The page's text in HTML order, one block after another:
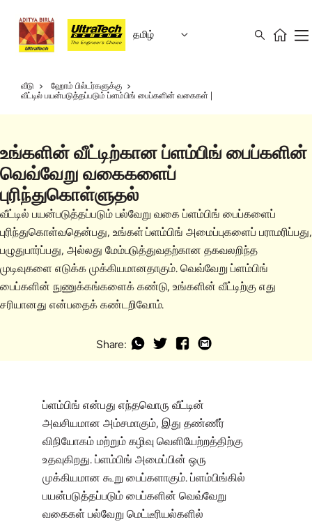
தமிழ்
வீடு
ஹோம் பில்டர்களுக்கு
வீட்டில் பயன்படுத்தப்படும் ப்ளம்பிங் பைப்களின் வகைகள் |
உங்களின் வீட்டிற்கான ப்ளம்பிங் பைப்களின்
வெவ்வேறு வகைகளைப்
புரிந்துகொள்ளுதல்
வீட்டில் பயன்படுத்தப்படும் பல்வேறு வகை ப்ளம்பிங் பைப்களைப்
புரிந்துகொள்வதென்பது, உங்கள் ப்ளம்பிங் அமைப்புகளைப் பராமரிப்பது,
பழுதுபார்ப்பது, அல்லது மேம்படுத்துவதற்கான தகவலறிந்த
முடிவுகளை எடுக்க முக்கியமானதாகும். வெவ்வேறு ப்ளம்பிங்
பைப்களின் நுணுக்கங்களைக் கண்டு, உங்களின் வீட்டிற்கு எது
சரியானது என்பதைக் கண்டறிவோம்.
Share:
ப்ளம்பிங் என்பது எந்தவொரு வீட்டின்
அவசியமான அம்சமாகும், இது தண்ணீர்
விநியோகம் மற்றும் கழிவு வெளியேற்றத்திற்கு
உதவுகிறது. ப்ளம்பிங் அமைப்பின் ஒரு
முக்கியமான கூறு பைப்களாகும். ப்ளம்பிங்கில்
பயன்படுத்தப்படும் பைப்களின் வெவ்வேறு
வகைகள் பல்வேறு மெட்டீரியல்களில்